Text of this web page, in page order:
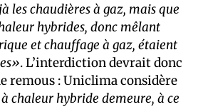
les chaudières à gaz, mais que
hybrides, donc mêlant
et chauffage à gaz, étaient
. L’interdiction devrait donc
remous : Uniclima considère
chaleur hybride demeure, à ce